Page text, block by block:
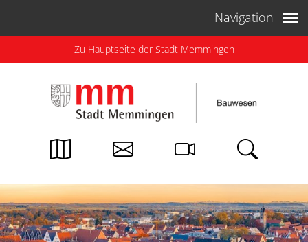
Navigation
Zu Hauptseite der Stadt Memmingen